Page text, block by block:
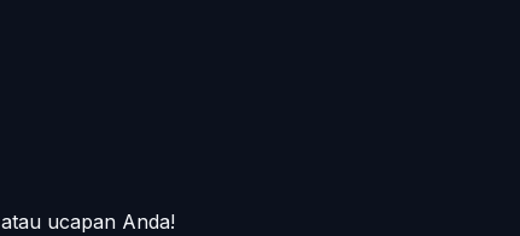
ucapan Anda!